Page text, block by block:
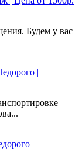
Будем у вас
|
|